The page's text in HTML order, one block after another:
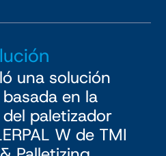
una solución
en la
paletizador
W de TMI